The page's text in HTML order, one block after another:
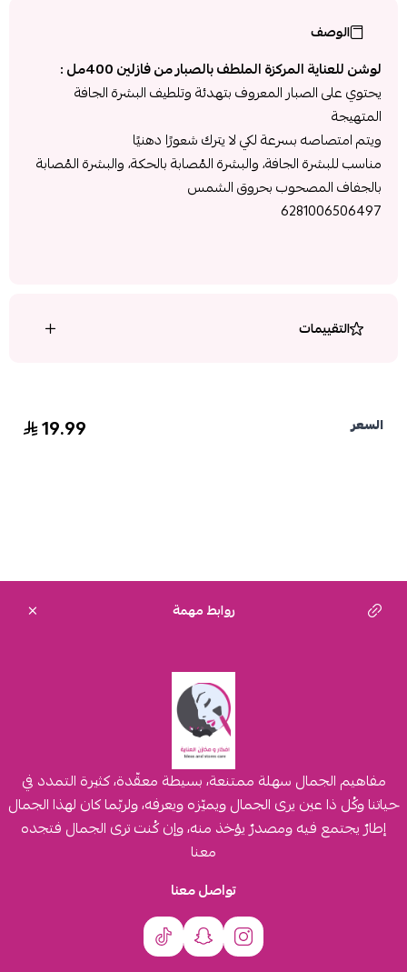
الوصف
لوشن للعناية المركزة الملطف بالصبار من فازلين 400مل :
يحتوي على الصبار المعروف بتهدئة وتلطيف البشرة الجافة
المتهيجة
ويتم امتصاصه بسرعة لكي لا يترك شعورًا دهنيًا
مناسب للبشرة الجافة، والبشرة المُصابة بالحكة، والبشرة المُصابة
بالجفاف المصحوب بحروق الشمس
6281006506497
التقييمات
السعر 19.99
روابط مهمة
مفاهيم الجمال سهلة ممتنعة، بسيطة معقّدة، كثيرة التمدد في
حياتنا وكُل ذا عين يرى الجمال ويميّزه ويعرفه، ولربّما كان لهذا الجمال
إطارٌ يجتمع فيه ومصدرٌ يؤخذ منه، وإن كُنت ترى الجمال فتجده
معنا
تواصل معنا